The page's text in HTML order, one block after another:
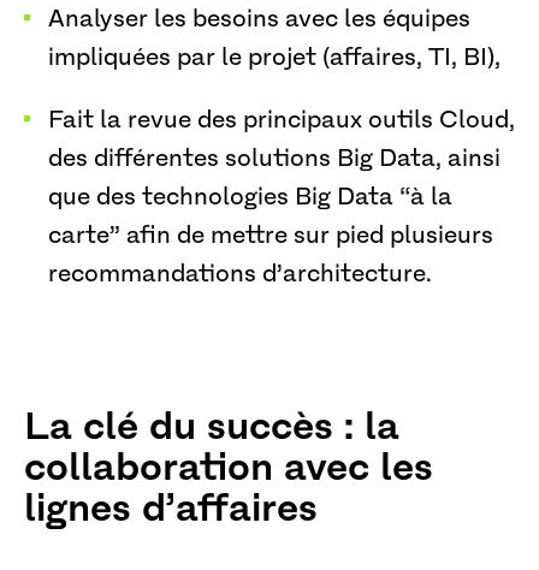
Analyser les besoins avec les équipes
impliquées par le projet (affaires, TI, BI),
Fait la revue des principaux outils Cloud,
des différentes solutions Big Data, ainsi
que des technologies Big Data “à la
carte” afin de mettre sur pied plusieurs
recommandations d’architecture.
La clé du succès : la
collaboration avec les
lignes d’affaires